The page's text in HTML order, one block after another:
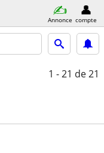
Annonce compte
1 - 21 de 21